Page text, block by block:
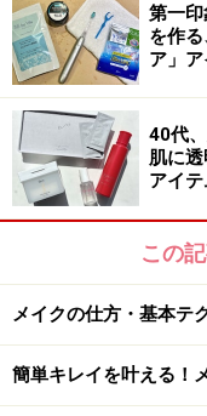
THREE フローレス
【リキッドファンデ
THREE フローレス
http://
ation/
第一
を作
ア」
40代
肌に
アイ
この
メイクの仕方・基本テ
簡単キレイを叶える！